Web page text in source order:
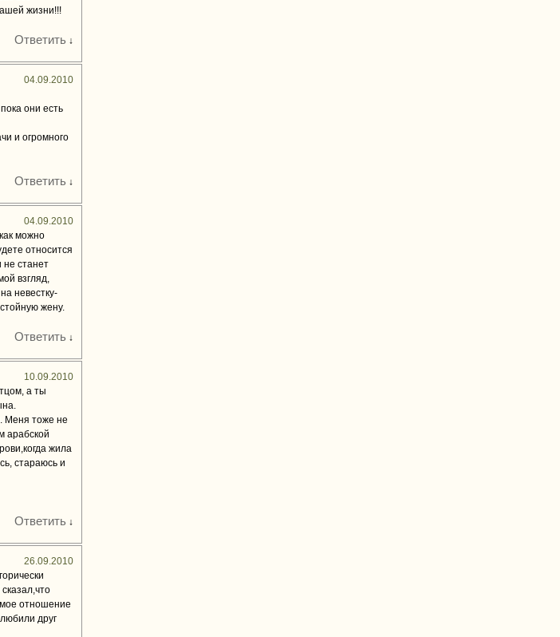
жизни!!!
Ответить ↓
04.09.2010
они есть
и огромного
Ответить ↓
04.09.2010
можно
относится
не станет
взгляд,
невестку-
жену.
Ответить ↓
10.09.2010
а ты
Меня тоже не
арабской
жила
стараюсь и
Ответить ↓
26.09.2010
отношение
друг